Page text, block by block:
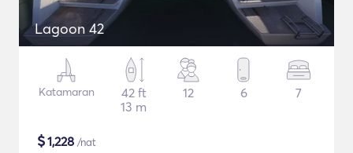
Lagoon 42
Katamaran
42 ft
13 m
12 6 7
$1,228 /nat